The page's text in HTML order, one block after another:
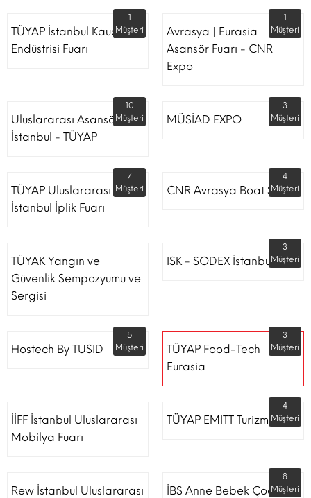
TÜYAP İstanbul Kauçuk
Endüstrisi Fuarı
1
Müşteri
Avrasya | Eurasia
Asansör Fuarı - CNR
Expo
1
Müşteri
Uluslararası Asansör
İstanbul - TÜYAP
10
Müşteri
MÜSİAD EXPO
3
Müşteri
TÜYAP Uluslararası
İstanbul İplik Fuarı
7
Müşteri
CNR Avrasya Boat Show
4
Müşteri
TÜYAK Yangın ve
Güvenlik Sempozyumu ve
Sergisi
ISK - SODEX İstanbul
3
Müşteri
Hostech By TUSID
5
Müşteri
TÜYAP Food-Tech
Eurasia
3
Müşteri
İİFF İstanbul Uluslararası
Mobilya Fuarı
TÜYAP EMITT Turizm Fuarı
4
Müşteri
Rew İstanbul Uluslararası
İBS Anne Bebek Çocuk
8
Müşteri